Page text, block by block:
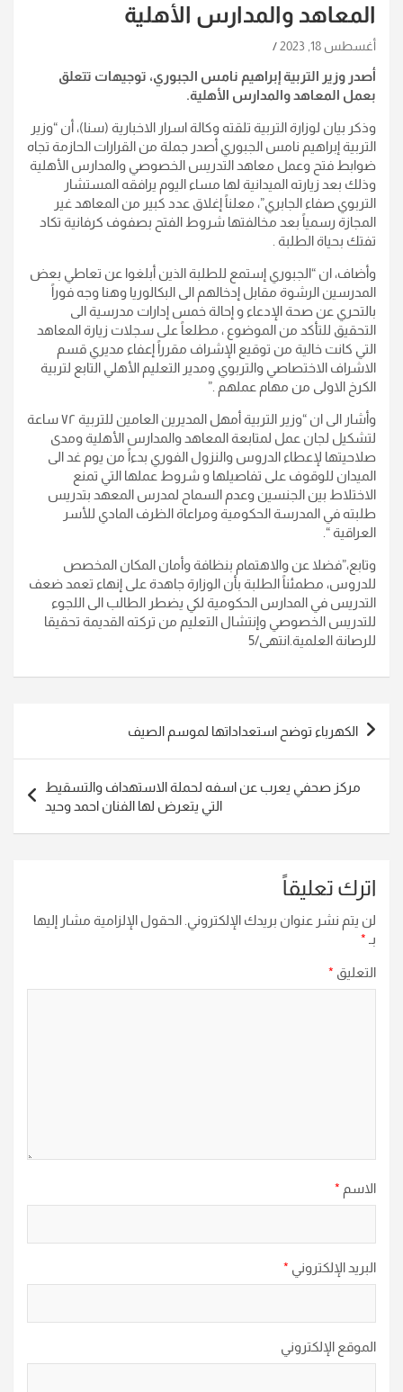
المعاهد والمدارس الأهلية
أغسطس 18, 2023
أصدر وزير التربية إبراهيم نامس الجبوري، توجيهات تتعلق
بعمل المعاهد والمدارس الأهلية.
وذكر بيان لوزارة التربية تلقته وكالة اسرار الاخبارية (سنا)، أن “وزير
التربية إبراهيم نامس الجبوري أصدر جملة من القرارات الحازمة تجاه
ضوابط فتح وعمل معاهد التدريس الخصوصي والمدارس الأهلية
وذلك بعد زيارته الميدانية لها مساء اليوم يرافقه المستشار
التربوي صفاء الجابري”، معلناً إغلاق عدد كبير من المعاهد غير
المجازة رسمياً بعد مخالفتها شروط الفتح بصفوف كرفانية تكاد
تفتك بحياة الطلبة .
وأضاف، ان “الجبوري إستمع للطلبة الذين أبلغوا عن تعاطي بعض
المدرسين الرشوة مقابل إدخالهم الى البكالوريا وهنا وجه فوراً
بالتحري عن صحة الإدعاء و إحالة خمس إدارات مدرسية الى
التحقيق للتأكد من الموضوع ، مطلعاً على سجلات زيارة المعاهد
التي كانت خالية من توقيع الإشراف مقرراً إعفاء مديري قسم
الاشراف الاختصاصي والتربوي ومدير التعليم الأهلي التابع لتربية
الكرخ الاولى من مهام عملهم .”
وأشار الى ان “وزير التربية أمهل المديرين العامين للتربية ٧٢ ساعة
لتشكيل لجان عمل لمتابعة المعاهد والمدارس الأهلية ومدى
صلاحيتها لإعطاء الدروس والنزول الفوري بدءاً من يوم غد الى
الميدان للوقوف على تفاصيلها و شروط عملها التي تمنع
الاختلاط بين الجنسين وعدم السماح لمدرس المعهد بتدريس
طلبته في المدرسة الحكومية ومراعاة الظرف المادي للأسر
العراقية “.
وتابع،”فضلا عن والاهتمام بنظافة وأمان المكان المخصص
للدروس، مطمئناً الطلبة بأن الوزارة جاهدة على إنهاء تعمد ضعف
التدريس في المدارس الحكومية لكي يضطر الطالب الى اللجوء
للتدريس الخصوصي وإنتشال التعليم من تركته القديمة تحقيقا
للرصانة العلمية.انتهى/5
تصفّح
المقالات
الكهرباء توضح استعداداتها لموسم الصيف
مركز صحفي يعرب عن اسفه لحملة الاستهداف والتسقيط
التي يتعرض لها الفنان احمد وحيد
اترك تعليقاً
لن يتم نشر عنوان بريدك الإلكتروني. الحقول الإلزامية مشار إليها
بـ *
التعليق *
الاسم *
البريد الإلكتروني *
الموقع الإلكتروني